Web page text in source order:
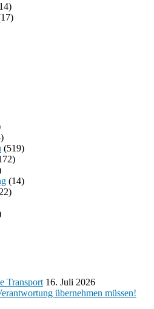
(519)
(14)
Transport 16. Juli 2026
übernehmen müssen!